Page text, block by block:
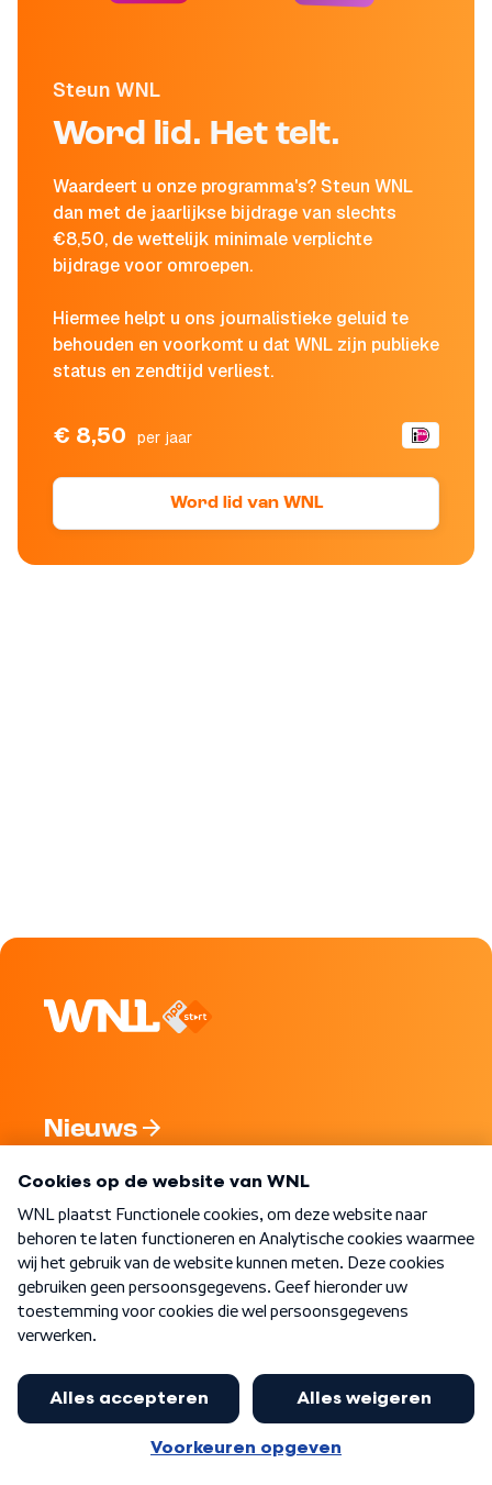
Steun WNL
Word lid. Het telt.
Waardeert u onze programma's? Steun WNL
dan met de jaarlijkse bijdrage van slechts
€8,50, de wettelijk minimale verplichte
bijdrage voor omroepen.
Hiermee helpt u ons journalistieke geluid te
behouden en voorkomt u dat WNL zijn publieke
status en zendtijd verliest.
€ 8,50 per jaar
Word lid van WNL
Nieuws
Nieuwsbrief
Word Lid